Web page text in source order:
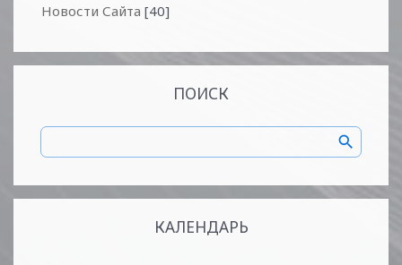
Новости Сайта [40]
ПОИСК
КАЛЕНДАРЬ